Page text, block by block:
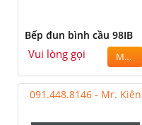
Bếp đun bình cầu 98IB
Vui lòng gọi MUA
091.448.8146 - Mr. Kiên